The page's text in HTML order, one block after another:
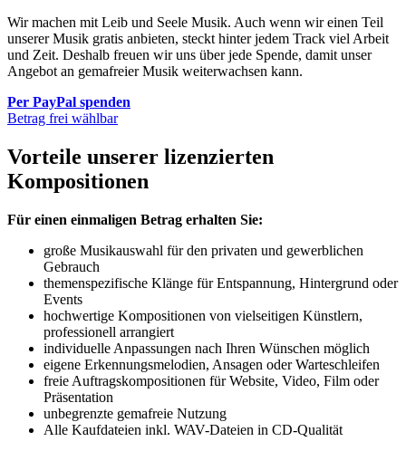
Wir machen mit Leib und Seele Musik. Auch wenn wir einen Teil
unserer Musik gratis anbieten, steckt hinter jedem Track viel Arbeit
und Zeit. Deshalb freuen wir uns über jede Spende, damit unser
Angebot an gemafreier Musik weiterwachsen kann.
Per PayPal spenden
Betrag frei wählbar
Vorteile unserer lizenzierten
Kompositionen
Für einen einmaligen Betrag erhalten Sie:
große Musikauswahl für den privaten und gewerblichen
Gebrauch
themenspezifische Klänge für Entspannung, Hintergrund oder
Events
hochwertige Kompositionen von vielseitigen Künstlern,
professionell arrangiert
individuelle Anpassungen nach Ihren Wünschen möglich
eigene Erkennungsmelodien, Ansagen oder Warteschleifen
freie Auftragskompositionen für Website, Video, Film oder
Präsentation
unbegrenzte gemafreie Nutzung
Alle Kaufdateien inkl. WAV-Dateien in CD-Qualität